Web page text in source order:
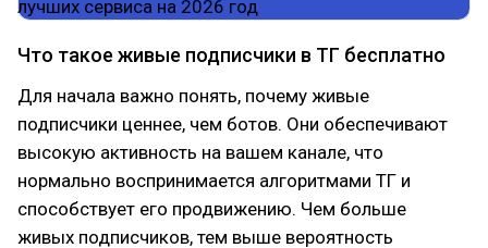
Что такое живые подписчики в ТГ бесплатно
Для начала важно понять, почему живые
подписчики ценнее, чем ботов. Они обеспечивают
высокую активность на вашем канале, что
нормально воспринимается алгоритмами ТГ и
способствует его продвижению. Чем больше
живых подписчиков, тем выше вероятность